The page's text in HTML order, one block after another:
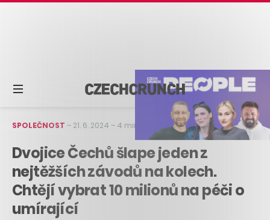
SPOLEČNOST – 21. 6. 2024 – 4 min čtení
Dvojice Čechů šlape jeden z
nejtěžších závodů na kolech.
Chtějí vybrat 10 milionů na péči o
umírající